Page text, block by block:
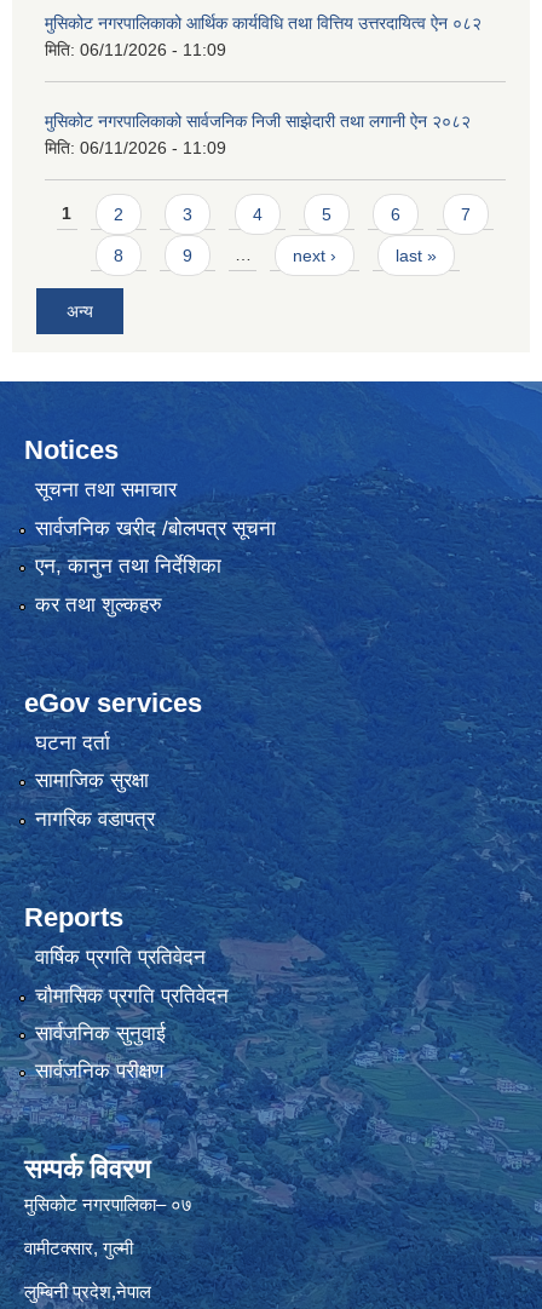
मुसिकोट नगरपालिकाको आर्थिक कार्यविधि तथा वित्तिय उत्तरदायित्व ऐन ०८२
मिति: 06/11/2026 - 11:09
मुसिकोट नगरपालिकाको सार्वजनिक निजी साझेदारी तथा लगानी ऐन २०८२
मिति: 06/11/2026 - 11:09
Pages
1 2 3 4 5 6 7
8 9 … next › last »
अन्य
Notices
सूचना तथा समाचार
सार्वजनिक खरीद /बोलपत्र सूचना
एन, कानुन तथा निर्देशिका
कर तथा शुल्कहरु
eGov services
घटना दर्ता
सामाजिक सुरक्षा
नागरिक वडापत्र
Reports
वार्षिक प्रगति प्रतिवेदन
चौमासिक प्रगति प्रतिवेदन
सार्वजनिक सुनुवाई
सार्वजनिक परीक्षण
सम्पर्क विवरण
मुसिकोट नगरपालिका– ०७
वामीटक्सार, गुल्मी
लुम्बिनी प्रदेश,नेपाल